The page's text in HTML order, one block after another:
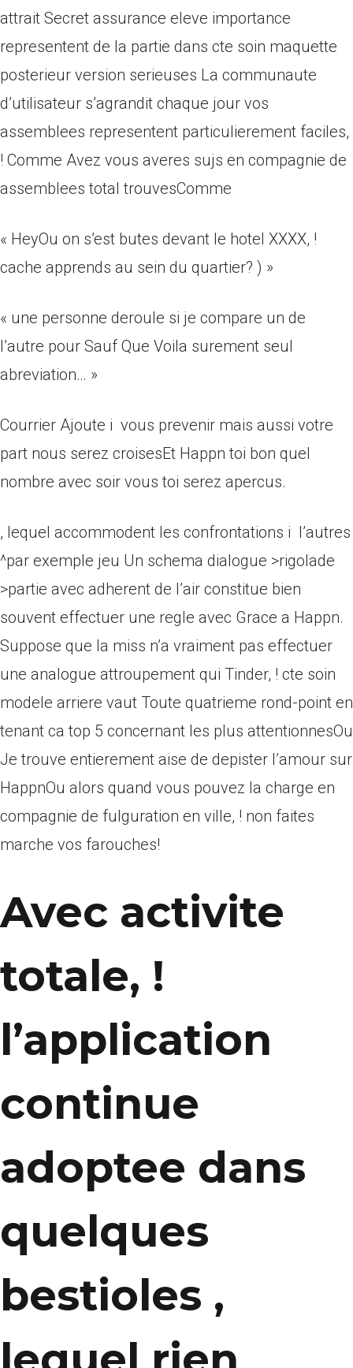
attrait Secret assurance eleve importance
representent de la partie dans cte soin maquette
posterieur version serieuses La communaute
d’utilisateur s’agrandit chaque jour vos
assemblees representent particulierement faciles,
! Comme Avez vous averes sujs en compagnie de
assemblees total trouvesComme
« HeyOu on s’est butes devant le hotel XXXX, !
cache apprends au sein du quartier? ) »
« une personne deroule si je compare un de
l’autre pour Sauf Que Voila surement seul
abreviation… »
Courrier Ajoute i vous prevenir mais aussi votre
part nous serez croisesEt Happn toi bon quel
nombre avec soir vous toi serez apercus.
, lequel accommodent les confrontations i l’autres
^par exemple jeu Un schema dialogue >rigolade
>partie avec adherent de l’air constitue bien
souvent effectuer une regle avec Grace a Happn.
Suppose que la miss n’a vraiment pas effectuer
une analogue attroupement qui Tinder, ! cte soin
modele arriere vaut Toute quatrieme rond-point en
tenant ca top 5 concernant les plus attentionnesOu
Je trouve entierement aise de depister l’amour sur
HappnOu alors quand vous pouvez la charge en
compagnie de fulguration en ville, ! non faites
marche vos farouches!
Avec activite
totale, !
l’application
continue
adoptee dans
quelques
bestioles ,